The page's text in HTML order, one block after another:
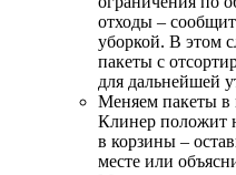
отходы –
уборкой. В этом
пакеты с
для дальнейшей
Меняем пакеты в
Клинер положит
в корзины –
месте или